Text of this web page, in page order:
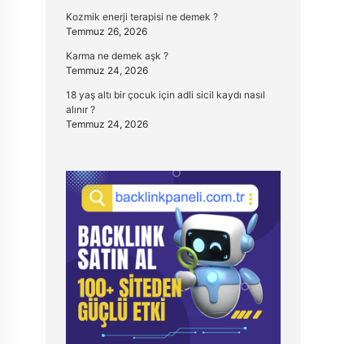
Kozmik enerji terapisi ne demek ?
Temmuz 26, 2026
Karma ne demek aşk ?
Temmuz 24, 2026
18 yaş altı bir çocuk için adli sicil kaydı nasıl
alınır ?
Temmuz 24, 2026